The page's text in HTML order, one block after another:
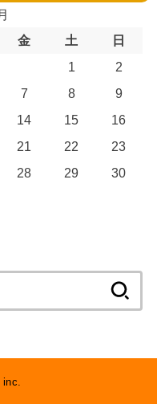
金 土
日
1
2
7 8
9
14 15
16
21 22
23
28 29
30